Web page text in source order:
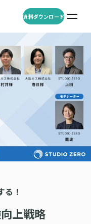
資料ダウンロード
し、事業成長を実現
一覧を見る
一覧を見る
お問い合わせ
る！
上戦略